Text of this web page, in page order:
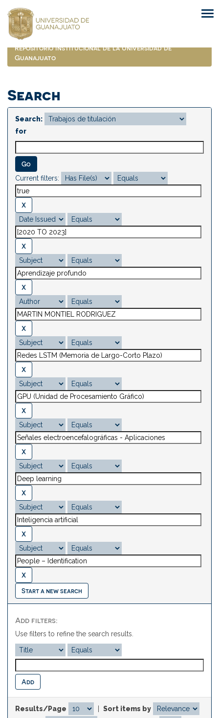
navigation
Repositorio Institucional de la Universidad de
Guanajuato
Search
Search:
for
Current filters:
Start a new search
Add filters:
Use filters to refine the search results.
Results/Page
Sort items by